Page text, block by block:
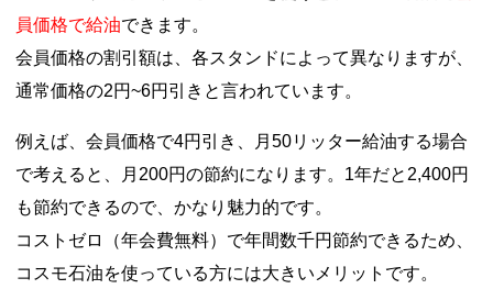
員価格で給油できます。
会員価格の割引額は、各スタンドによって異なりますが、
通常価格の2円~6円引きと言われています。
例えば、会員価格で4円引き、月50リッター給油する場合
で考えると、月200円の節約になります。1年だと2,400円
も節約できるので、かなり魅力的です。
コストゼロ（年会費無料）で年間数千円節約できるため、
コスモ石油を使っている方には大きいメリットです。